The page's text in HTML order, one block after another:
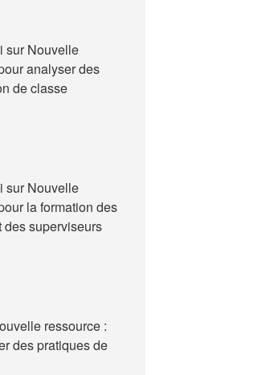
surNouvelle
analyser des
de classe
surNouvelle
la formation des
des superviseurs
ressource :
des pratiques de